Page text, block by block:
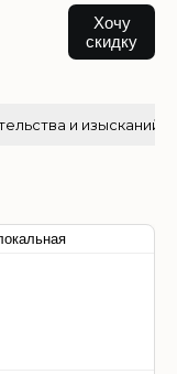
Хочу
скидку
и изысканий